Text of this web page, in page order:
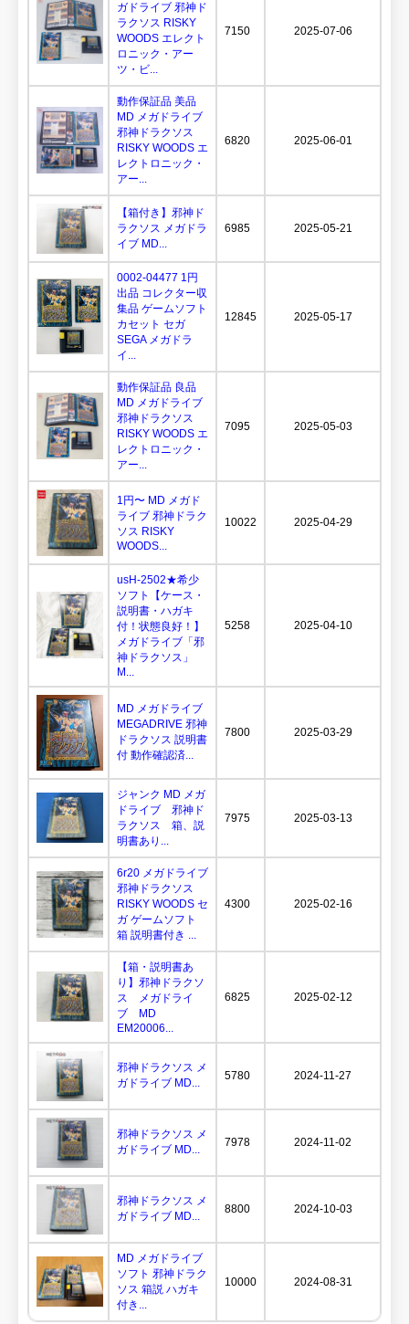
ガドライブ 邪神ド
ラクソス RISKY
WOODS エレクト
ロニック・アー
ツ・ビ...
7150 2025-07-06
動作保証品 美品
MD メガドライブ
邪神ドラクソス
RISKY WOODS エ
レクトロニック・
アー...
6820 2025-06-01
【箱付き】邪神ド
ラクソス メガドラ
イブ MD...
6985 2025-05-21
0002-04477 1円
出品 コレクター収
集品 ゲームソフト
カセット セガ
SEGA メガドラ
イ...
12845 2025-05-17
動作保証品 良品
MD メガドライブ
邪神ドラクソス
RISKY WOODS エ
レクトロニック・
アー...
7095 2025-05-03
1円〜 MD メガド
ライブ 邪神ドラク
ソス RISKY
WOODS...
10022 2025-04-29
usH-2502★希少
ソフト【ケース・
説明書・ハガキ
付！状態良好！】
メガドライブ「邪
神ドラクソス」
M...
5258 2025-04-10
MD メガドライブ
MEGADRIVE 邪神
ドラクソス 説明書
付 動作確認済...
7800 2025-03-29
ジャンク MD メガ
ドライブ 邪神ド
ラクソス 箱、説
明書あり...
7975 2025-03-13
6r20 メガドライブ
邪神ドラクソス
RISKY WOODS セ
ガ ゲームソフト
箱 説明書付き ...
4300 2025-02-16
【箱・説明書あ
り】邪神ドラクソ
ス メガドライ
ブ MD
EM20006...
6825 2025-02-12
邪神ドラクソス メ
ガドライブ MD...
5780 2024-11-27
邪神ドラクソス メ
ガドライブ MD...
7978 2024-11-02
邪神ドラクソス メ
ガドライブ MD...
8800 2024-10-03
MD メガドライブ
ソフト 邪神ドラク
ソス 箱説 ハガキ
付き...
10000 2024-08-31